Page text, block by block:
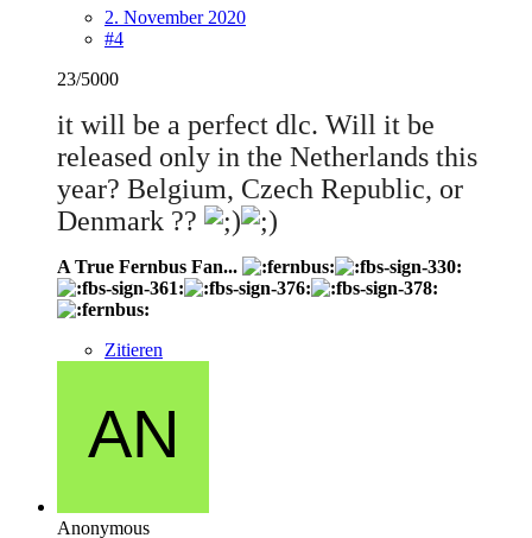
2. November 2020
#4
23/5000
it will be a perfect dlc. Will it be
released only in the Netherlands this
year? Belgium, Czech Republic, or
Denmark ??
A True Fernbus Fan...
Zitieren
Anonymous